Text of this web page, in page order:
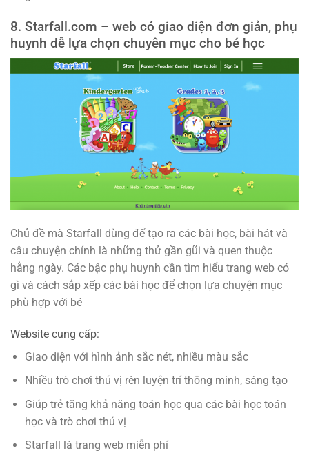
8. Starfall.com – web có giao diện đơn giản, phụ
huynh dễ lựa chọn chuyên mục cho bé học
Chủ đề mà Starfall dùng để tạo ra các bài học, bài hát và
câu chuyện chính là những thử gần gũi và quen thuộc
hằng ngày. Các bậc phụ huynh cần tìm hiểu trang web có
gì và cách sắp xếp các bài học để chọn lựa chuyện mục
phù hợp với bé
Website cung cấp:
Giao diện với hình ảnh sắc nét, nhiều màu sắc
Nhiều trò chơi thú vị rèn luyện trí thông minh, sáng tạo
Giúp trẻ tăng khả năng toán học qua các bài học toán
học và trò chơi thú vị
Starfall là trang web miễn phí